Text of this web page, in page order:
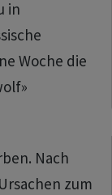
in
Woche die
Nach
zum